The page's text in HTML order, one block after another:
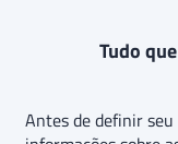
Tudo
Antes de definir